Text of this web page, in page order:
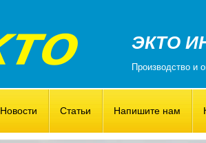
ЭКТО
Производство и
Новости Статьи Напишите нам